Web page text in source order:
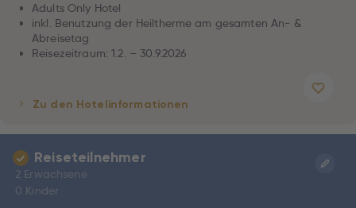
Adults Only Hotel
inkl. Benutzung der Heiltherme am gesamten An- &
Abreisetag
Reisezeitraum: 1.2. – 30.9.2026
Zu den Hotelinformationen
Reiseteilnehmer
2 Erwachsene
0 Kinder